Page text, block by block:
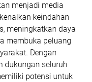
menjadi media
keindahan
meningkatkan daya
membuka peluang
Dengan
dukungan seluruh
potensi untuk